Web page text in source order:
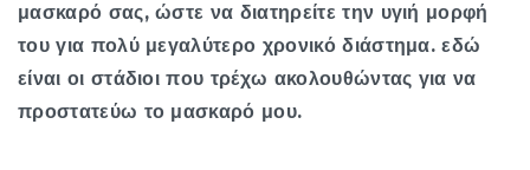
μασκαρό σας, ώστε να διατηρείτε την υγιή μορφή
του για πολύ μεγαλύτερο χρονικό διάστημα. εδώ
είναι οι στάδιοι που τρέχω ακολουθώντας για να
προστατεύω το μασκαρό μου.